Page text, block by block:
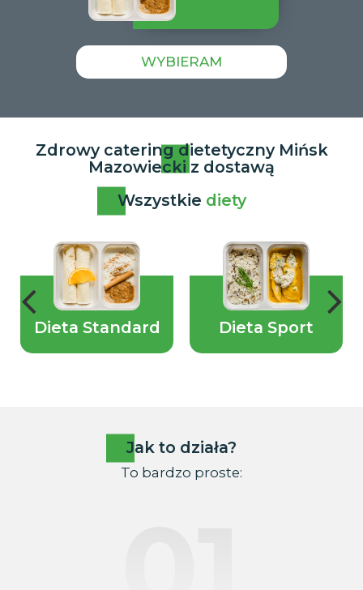
WYBIERAM
Zdrowy catering dietetyczny Mińsk
Mazowiecki z dostawą
Wszystkie diety
Dieta Standard Dieta Sport
Jak to działa?
To bardzo proste: